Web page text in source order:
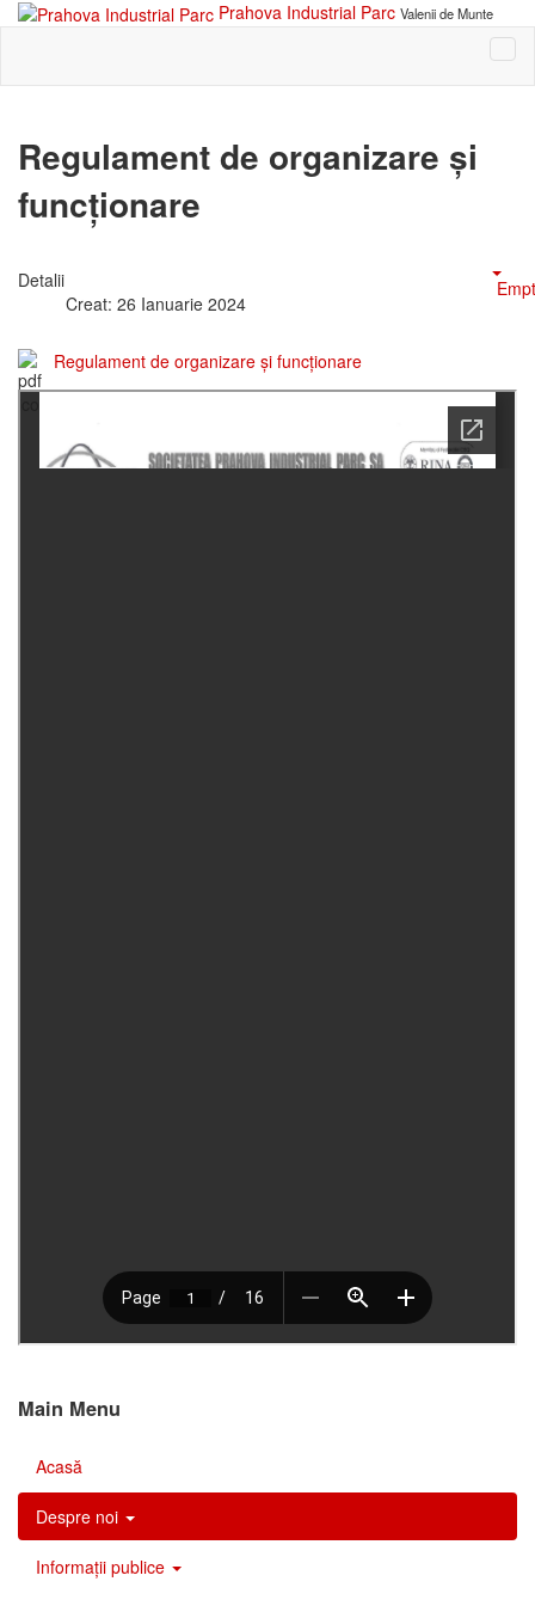
Prahova Industrial Parc Valenii de Munte
Regulament de organizare și
funcționare
Detalii
Creat: 26 Ianuarie 2024
Regulament de organizare și funcționare
Main Menu
Acasă
Despre noi
Informații publice